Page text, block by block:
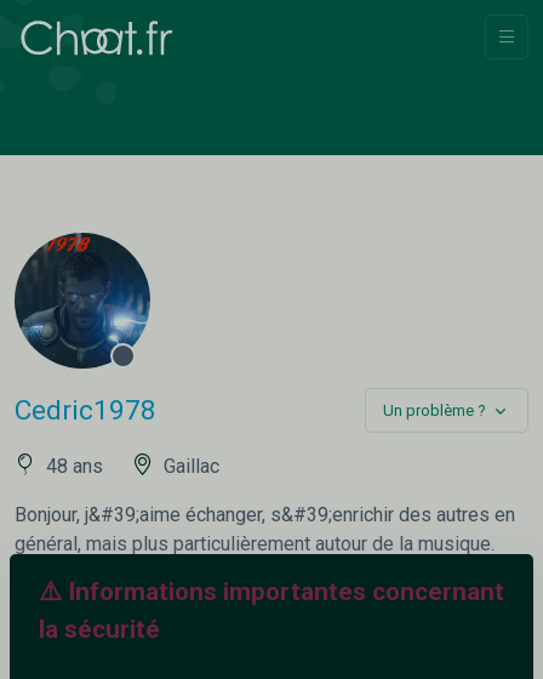
⚠️ Informations importantes concernant
la sécurité
Cedric1978 Un problème ?
48 ans Gaillac
Bonjour, j&#39;aime échanger, s&#39;enrichir des autres en
général, mais plus particulièrement autour de la musique.